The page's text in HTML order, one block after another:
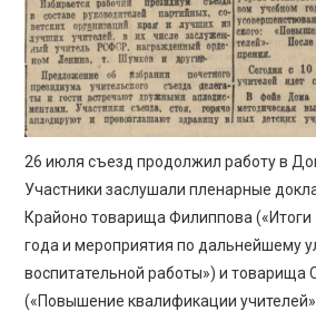
26 июля съезд продолжил работу в
Участники заслушали пленарные
Крайоно товарища Филиппова («Итоги
года и мероприятия по дальнейшему
воспитательной работы») и товарища
(«Повышение квалификации